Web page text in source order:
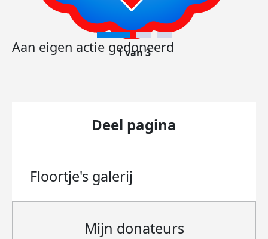
Aan eigen actie gedoneerd
1 van 3
Deel pagina
Floortje's galerij
Mijn donateurs